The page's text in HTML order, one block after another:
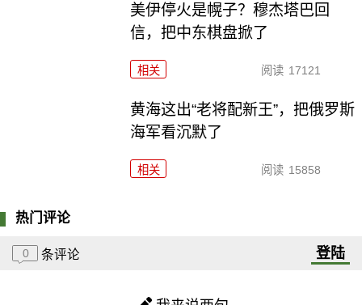
美伊停火是幌子？穆杰塔巴回
信，把中东棋盘掀了
相关 阅读 17121
黄海这出“老将配新王”，把俄罗斯
海军看沉默了
相关 阅读 15858
热门评论
0 条评论 登陆